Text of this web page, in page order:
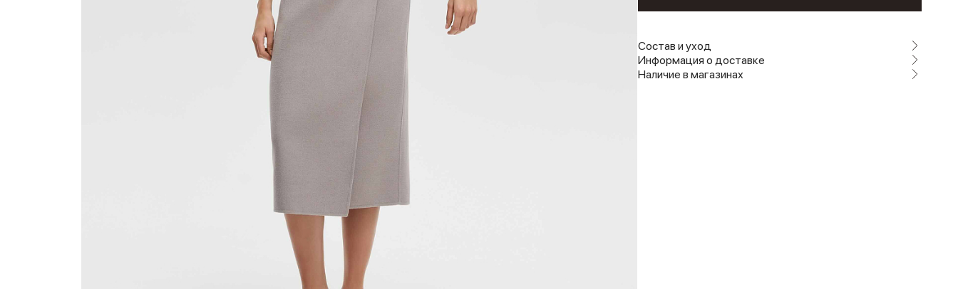
Состав и уход
Информация о доставке
Наличие в магазинах